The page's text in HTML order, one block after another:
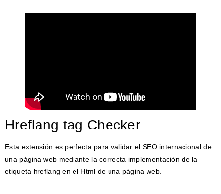
Hreflang tag Checker
Esta extensión es perfecta para validar el SEO internacional de
una página web mediante la correcta implementación de la
etiqueta hreflang en el Html de una página web.